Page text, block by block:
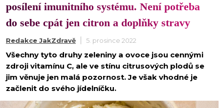
posílení imunitního systému. Není potřeba
do sebe cpát jen citron a doplňky stravy
Redakce JakZdravě 5. prosince 2022
Všechny tyto druhy zeleniny a ovoce jsou cennými
zdroji vitamínu C, ale ve stínu citrusových plodů se
jim věnuje jen malá pozornost. Je však vhodné je
začlenit do svého jídelníčku.